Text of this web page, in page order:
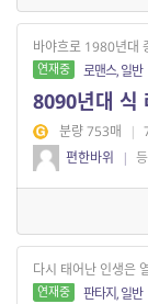
바야흐로 1980년대
연재중 로맨스, 일반
8090년대 식
분량 753매 |
편한바위
|
다시 태어난 인생은
연재중 판타지, 일반